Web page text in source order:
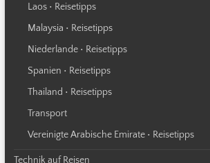
Laos • Reisetipps
Malaysia • Reisetipps
Niederlande • Reisetipps
Spanien • Reisetipps
Thailand • Reisetipps
Transport
Vereinigte Arabische Emirate • Reisetipps
Technik auf Reisen